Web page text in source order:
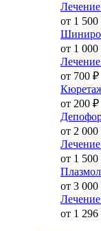
от 1 500
от 1 000
от 700 ₽
от 200 ₽
от 2 000
от 1 500
от 3 000
Лечение
от 1 296